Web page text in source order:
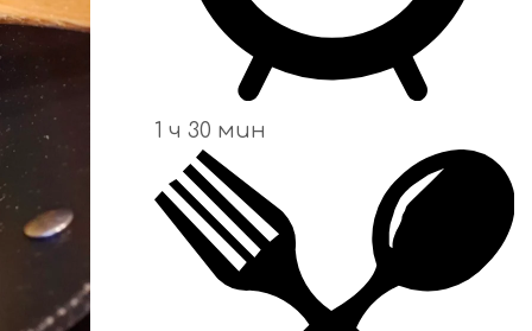
1 ч 30 мин